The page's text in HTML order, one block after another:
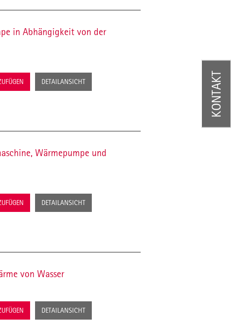
in Abhängigkeit von der
DETAILANSICHT
Wärmepumpe und
DETAILANSICHT
von Wasser
DETAILANSICHT
KONTAKT